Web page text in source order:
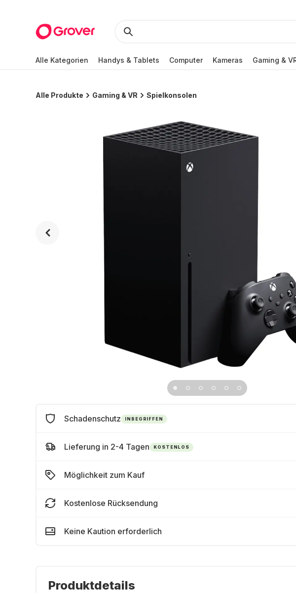
Alle Kategorien Handys & Tablets Computer Kameras Gaming &
Alle Produkte Gaming & VR Spielkonsolen
Schadenschutz INBEGRIFFEN
Lieferung in 2-4 Tagen KOSTENLOS
Möglichkeit zum Kauf
Kostenlose Rücksendung
Keine Kaution erforderlich
Produktdetails